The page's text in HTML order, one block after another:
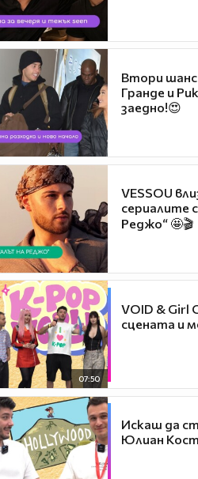
Втори шанс
Гранде и
заедно!😍
VESSOU
сериалите
Реджо“ 🤩🎬
07:50
VOID & Girl
сцената и
Искаш да
Юлиан